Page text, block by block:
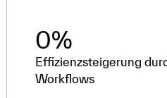
0%
Effizienzsteigerung
Workflows